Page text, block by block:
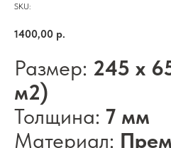
SKU:
1400,00 р.
Размер: 245 x
м2)
Толщина: 7 мм
Материал: